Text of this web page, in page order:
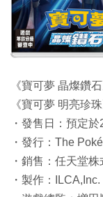
《寶可夢 晶燦鑽石
《寶可夢 明亮珍珠
・發售日：預定
・發行：The
・銷售：任天堂株
・製作：ILCA,Inc.